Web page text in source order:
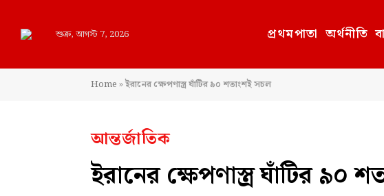
শুক্র, আগস্ট 7, 2026 প্রথমপাতা অর্থনীতি
Home»ইরানের ক্ষেপণাস্ত্র ঘাঁটির ৯০ শতাংশই সচল
আন্তর্জাতিক
ইরানের ক্ষেপণাস্ত্র ঘাঁটির ৯০